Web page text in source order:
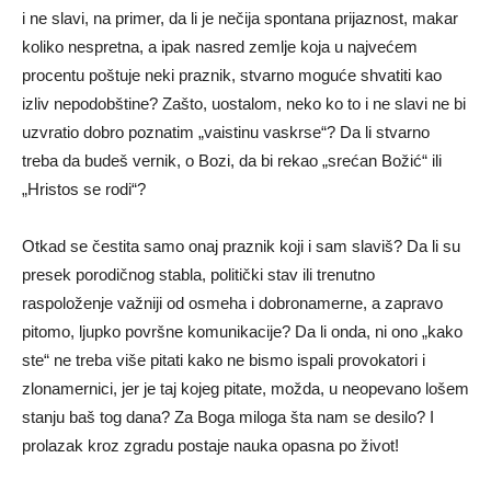
i ne slavi, na primer, da li je nečija spontana prijaznost, makar
koliko nespretna, a ipak nasred zemlje koja u najvećem
procentu poštuje neki praznik, stvarno moguće shvatiti kao
izliv nepodobštine? Zašto, uostalom, neko ko to i ne slavi ne bi
uzvratio dobro poznatim „vaistinu vaskrse“? Da li stvarno
treba da budeš vernik, o Bozi, da bi rekao „srećan Božić“ ili
„Hristos se rodi“?
Otkad se čestita samo onaj praznik koji i sam slaviš? Da li su
presek porodičnog stabla, politički stav ili trenutno
raspoloženje važniji od osmeha i dobronamerne, a zapravo
pitomo, ljupko površne komunikacije? Da li onda, ni ono „kako
ste“ ne treba više pitati kako ne bismo ispali provokatori i
zlonamernici, jer je taj kojeg pitate, možda, u neopevano lošem
stanju baš tog dana? Za Boga miloga šta nam se desilo? I
prolazak kroz zgradu postaje nauka opasna po život!